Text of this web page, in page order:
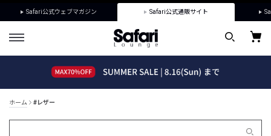
Safari公式ウェブマガジン Safari公式通販サイト
ホーム #レザー